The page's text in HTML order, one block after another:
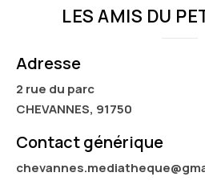
LES AMIS DU
Adresse
2 rue du parc
CHEVANNES, 91750
Contact générique